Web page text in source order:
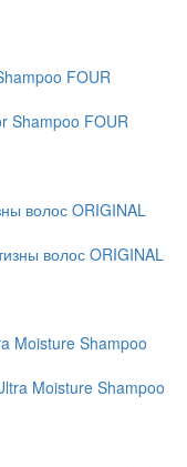
FOUR
волос ORIGINAL
Moisture Shampoo